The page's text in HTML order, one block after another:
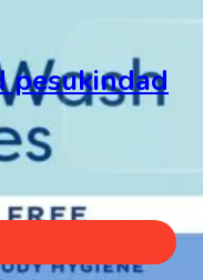
pesukindad